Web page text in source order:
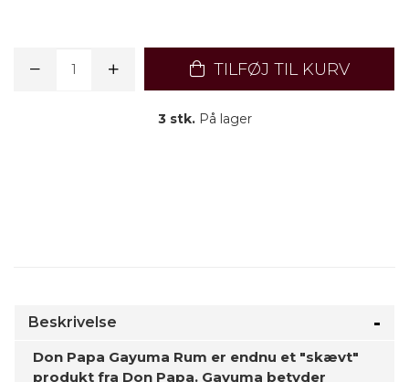
TILFØJ TIL KURV
3 stk.På lager
Beskrivelse
Don Papa Gayuma Rum er endnu et "skævt"
produkt fra Don Papa. Gayuma betyder